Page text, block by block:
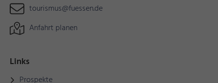
tourismus@fuessen.de
Anfahrt planen
Links
Prospekte